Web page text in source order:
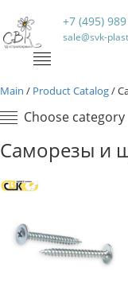
+7 (495)
sale@svk-
Main / Product Catalog/
Choose category
Саморезы и